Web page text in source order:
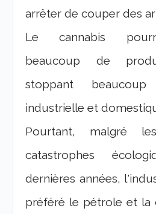
arrêter de couper des
Le cannabis
beaucoup de
stoppant
industrielle et
Pourtant, malgré
catastrophes
dernières années,
préféré le pétrole et la